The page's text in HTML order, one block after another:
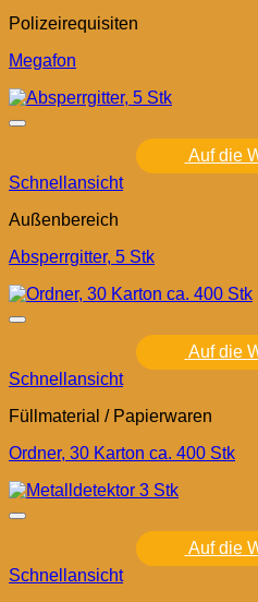
Polizeirequisiten
Megafon
Auf die
Schnellansicht
Außenbereich
Absperrgitter, 5 Stk
Auf die
Schnellansicht
Füllmaterial / Papierwaren
Ordner, 30 Karton ca. 400 Stk
Auf die
Schnellansicht